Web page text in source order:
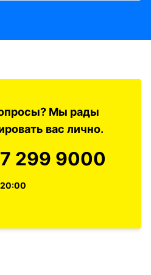
Мы рады
вас лично.
299 9000